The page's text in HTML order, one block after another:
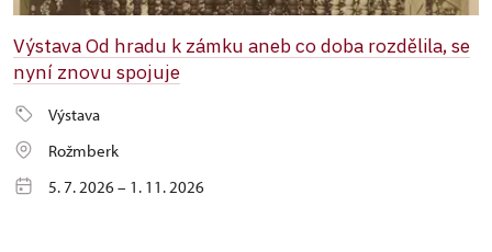
Výstava Od hradu k zámku aneb co doba rozdělila, se
nyní znovu spojuje
Výstava
Rožmberk
5. 7. 2026 – 1. 11. 2026